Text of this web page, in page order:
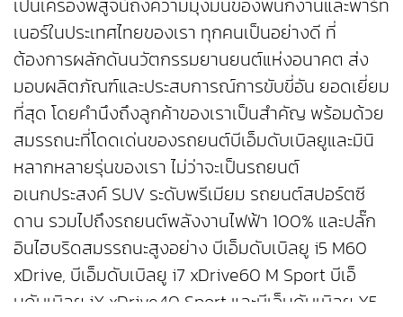
เป็นเครื่องพิสูจน์ถึงความมุ่งมั่นของพนักงานและพาร์ท
เนอร์ในประเทศไทยของเรา ทุกคนเป็นอย่างดี ที่
ต้องการผลักดันนวัตกรรมยานยนต์แห่งอนาคต ส่ง
มอบผลิตภัณฑ์และประสบการณ์การขับขี่อัน ยอดเยี่ยม
ที่สุด โดยคำนึงถึงลูกค้าของเราเป็นสำคัญ พร้อมด้วย
สมรรถนะที่โดดเด่นของรถยนต์บีเอ็มดับเบิลยูและมินิ
หลากหลายรุ่นของเรา ไม่ว่าจะเป็นรถยนต์
อเนกประสงค์ SUV ระดับพรีเมียม รถยนต์สปอร์ตซี
ดาน รวมไปถึงรถยนต์พลังงานไฟฟ้า 100% และปลั๊ก
อินไฮบริดสมรรถนะสูงอย่าง บีเอ็มดับเบิลยู i5 M60
xDrive, บีเอ็มดับเบิลยู i7 xDrive60 M Sport บีเอ็
มดับเบิลยู iX xDrive40 Sport และบีเอ็มดับเบิลยู X5